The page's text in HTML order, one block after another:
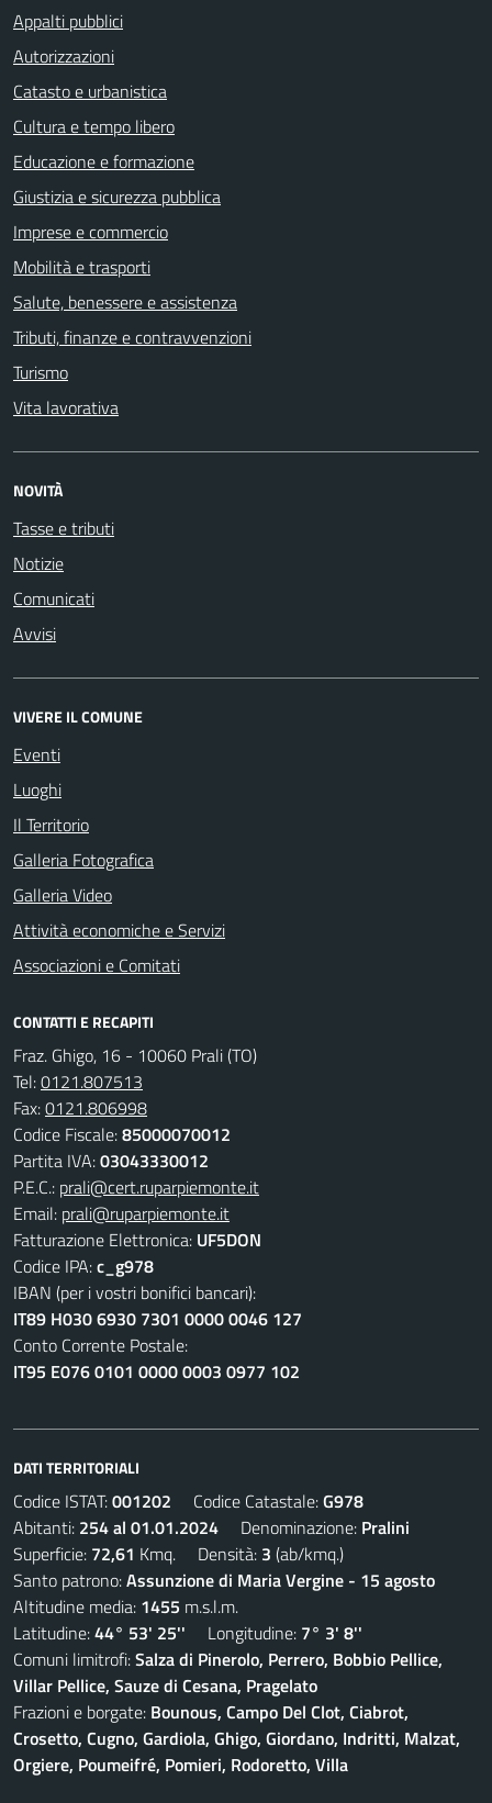
Appalti pubblici
Autorizzazioni
Catasto e urbanistica
Cultura e tempo libero
Educazione e formazione
Giustizia e sicurezza pubblica
Imprese e commercio
Mobilità e trasporti
Salute, benessere e assistenza
Tributi, finanze e contravvenzioni
Turismo
Vita lavorativa
NOVITÀ
Tasse e tributi
Notizie
Comunicati
Avvisi
VIVERE IL COMUNE
Eventi
Luoghi
Il Territorio
Galleria Fotografica
Galleria Video
Attività economiche e Servizi
Associazioni e Comitati
CONTATTI E RECAPITI
Fraz. Ghigo, 16 - 10060 Prali (TO)
Tel:0121.807513
Fax:0121.806998
Codice Fiscale:85000070012
Partita IVA:03043330012
P.E.C.: prali@cert.ruparpiemonte.it
Email: prali@ruparpiemonte.it
Fatturazione Elettronica: UF5DON
Codice IPA:c_g978
IBAN (per i vostri bonifici bancari):
IT89 H030 6930 7301 0000 0046 127
Conto Corrente Postale:
IT95 E076 0101 0000 0003 0977 102
DATI TERRITORIALI
Codice ISTAT:001202 Codice Catastale:G978
Abitanti: 254 al 01.01.2024 Denominazione: Pralini
Superficie: 72,61 Kmq. Densità: 3 (ab/kmq.)
Santo patrono:Assunzione di Maria Vergine - 15 agosto
Altitudine media: 1455 m.s.l.m.
Latitudine:44° 53' 25'' Longitudine: 7° 3' 8''
Comuni limitrofi:Salza di Pinerolo, Perrero, Bobbio Pellice,
Villar Pellice, Sauze di Cesana, Pragelato
Frazioni e borgate: Bounous, Campo Del Clot, Ciabrot,
Crosetto, Cugno, Gardiola, Ghigo, Giordano, Indritti, Malzat,
Orgiere, Poumeifré, Pomieri, Rodoretto, Villa